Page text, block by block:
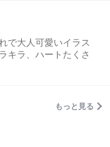
で大人可愛いイラス
キラ、ハートたくさ
もっと見る